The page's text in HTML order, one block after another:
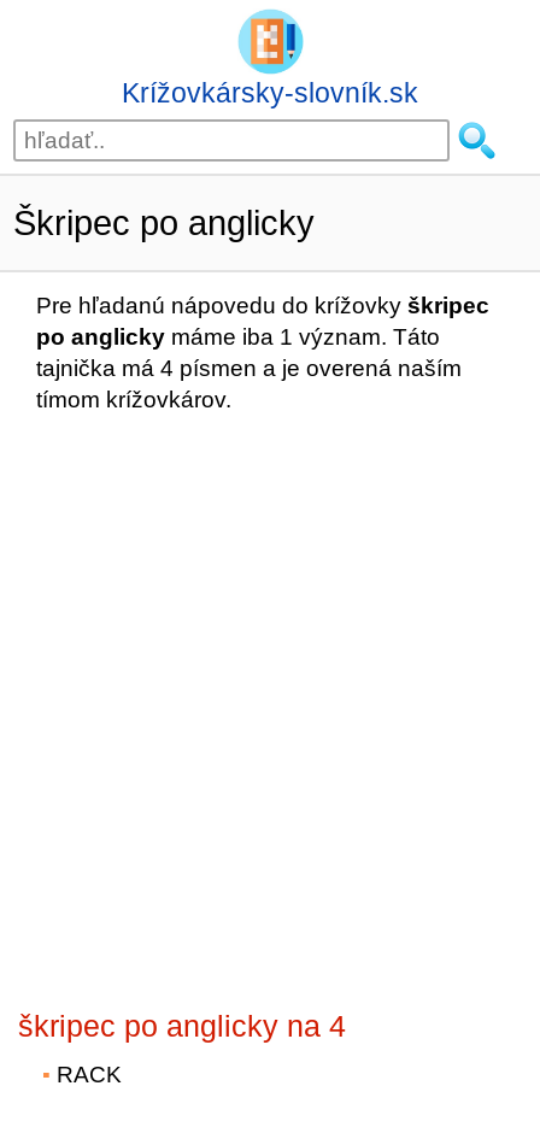
Krížovkársky-slovník.sk
Škripec po anglicky
Pre hľadanú nápovedu do krížovky škripec
po anglicky máme iba 1 význam. Táto
tajnička má 4 písmen a je overená naším
tímom krížovkárov.
škripec po anglicky na 4
RACK